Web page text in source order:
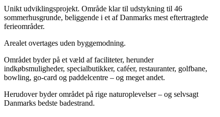
Unikt udviklingsprojekt. Område klar til udstykning til 46
sommerhusgrunde, beliggende i et af Danmarks mest eftertragtede
ferieområder.
Arealet overtages uden byggemodning.
Området byder på et væld af faciliteter, herunder
indkøbsmuligheder, specialbutikker, caféer, restauranter, golfbane,
bowling, go-card og paddelcentre – og meget andet.
Herudover byder området på rige naturoplevelser – og selvsagt
Danmarks bedste badestrand.